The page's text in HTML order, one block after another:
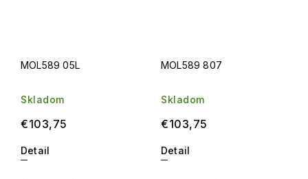
MOL589 05L
Skladom
€103,75
Detail
MOL589 807
Skladom
€103,75
Detail